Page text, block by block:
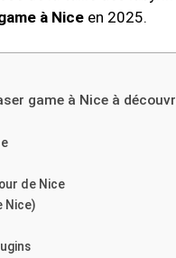
à Nice en 2025.
game à Nice à
de Nice
Nice)